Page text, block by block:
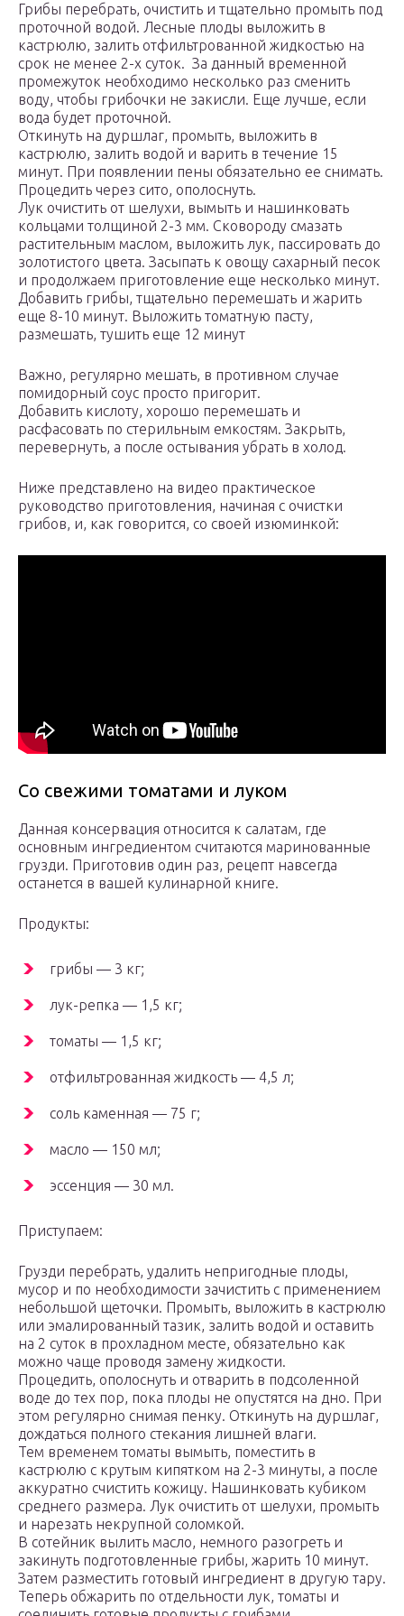
Грибы перебрать, очистить и тщательно промыть под
проточной водой. Лесные плоды выложить в
кастрюлю, залить отфильтрованной жидкостью на
срок не менее 2-х суток. За данный временной
промежуток необходимо несколько раз сменить
воду, чтобы грибочки не закисли. Еще лучше, если
вода будет проточной.
Откинуть на дуршлаг, промыть, выложить в
кастрюлю, залить водой и варить в течение 15
минут. При появлении пены обязательно ее снимать.
Процедить через сито, ополоснуть.
Лук очистить от шелухи, вымыть и нашинковать
кольцами толщиной 2-3 мм. Сковороду смазать
растительным маслом, выложить лук, пассировать до
золотистого цвета. Засыпать к овощу сахарный песок
и продолжаем приготовление еще несколько минут.
Добавить грибы, тщательно перемешать и жарить
еще 8-10 минут. Выложить томатную пасту,
размешать, тушить еще 12 минут
Важно, регулярно мешать, в противном случае
помидорный соус просто пригорит.
Добавить кислоту, хорошо перемешать и
расфасовать по стерильным емкостям. Закрыть,
перевернуть, а после остывания убрать в холод.
Ниже представлено на видео практическое
руководство приготовления, начиная с очистки
грибов, и, как говорится, со своей изюминкой:
Со свежими томатами и луком
Данная консервация относится к салатам, где
основным ингредиентом считаются маринованные
грузди. Приготовив один раз, рецепт навсегда
останется в вашей кулинарной книге.
Продукты:
грибы — 3 кг;
лук-репка — 1,5 кг;
томаты — 1,5 кг;
отфильтрованная жидкость — 4,5 л;
соль каменная — 75 г;
масло — 150 мл;
эссенция — 30 мл.
Приступаем:
Грузди перебрать, удалить непригодные плоды,
мусор и по необходимости зачистить с применением
небольшой щеточки. Промыть, выложить в кастрюлю
или эмалированный тазик, залить водой и оставить
на 2 суток в прохладном месте, обязательно как
можно чаще проводя замену жидкости.
Процедить, ополоснуть и отварить в подсоленной
воде до тех пор, пока плоды не опустятся на дно. При
этом регулярно снимая пенку. Откинуть на дуршлаг,
дождаться полного стекания лишней влаги.
Тем временем томаты вымыть, поместить в
кастрюлю с крутым кипятком на 2-3 минуты, а после
аккуратно счистить кожицу. Нашинковать кубиком
среднего размера. Лук очистить от шелухи, промыть
и нарезать некрупной соломкой.
В сотейник вылить масло, немного разогреть и
закинуть подготовленные грибы, жарить 10 минут.
Затем разместить готовый ингредиент в другую тару.
Теперь обжарить по отдельности лук, томаты и